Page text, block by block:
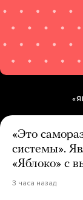
«Это
системы».
«Яблоко» с
3 часа назад